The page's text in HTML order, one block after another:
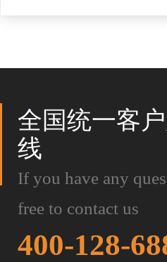
全国统一客
线
If you have any
free to contact us
400-128-